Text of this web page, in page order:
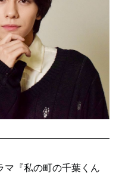
マ『私の町の千葉くん